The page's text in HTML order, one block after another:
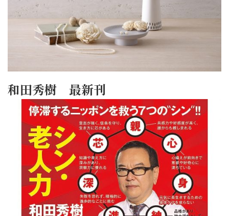
和田秀樹 最新刊